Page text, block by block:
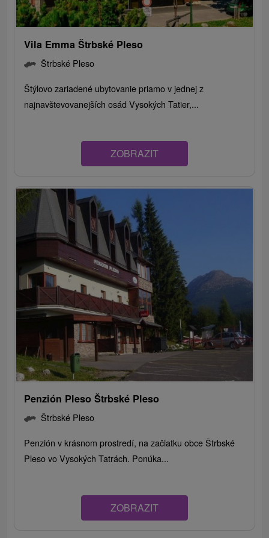
Vila Emma Štrbské Pleso
Štrbské Pleso
Štýlovo zariadené ubytovanie priamo v jednej z
najnavštevovanejších osád Vysokých Tatier,...
ZOBRAZIT
Penzión Pleso Štrbské Pleso
Štrbské Pleso
Penzión v krásnom prostredí, na začiatku obce Štrbské
Pleso vo Vysokých Tatrách. Ponúka...
ZOBRAZIT